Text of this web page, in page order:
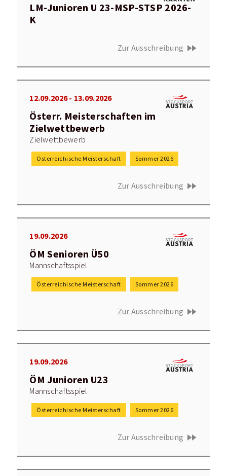
LM-Junioren U 23-MSP-STSP 2026-
K
Zur Ausschreibung fast_forward
12.09.2026 - 13.09.2026
Österr. Meisterschaften im
Zielwettbewerb
Zielwettbewerb
Österreichische Meisterschaft Sommer 2026
Zur Ausschreibung fast_forward
19.09.2026
ÖM Senioren Ü50
Mannschaftsspiel
Österreichische Meisterschaft Sommer 2026
Zur Ausschreibung fast_forward
19.09.2026
ÖM Junioren U23
Mannschaftsspiel
Österreichische Meisterschaft Sommer 2026
Zur Ausschreibung fast_forward